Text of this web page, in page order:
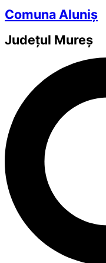
Comuna Aluniș
Județul Mureș